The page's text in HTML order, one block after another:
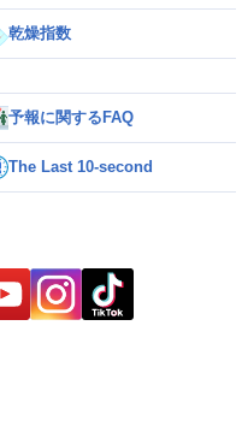
乾燥指数
予報に関するFAQ
The Last 10-second